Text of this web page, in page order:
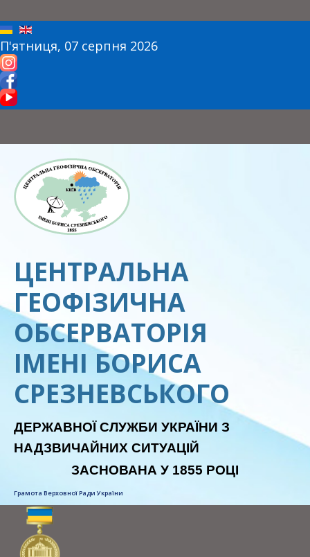
П'ятниця, 07 серпня 2026
ЦЕНТРАЛЬНА
ГЕОФІЗИЧНА
ОБСЕРВАТОРІЯ
ІМЕНІ БОРИСА
СРЕЗНЕВСЬКОГО
ДЕРЖАВНОЇ СЛУЖБИ УКРАЇНИ З
НАДЗВИЧАЙНИХ СИТУАЦІЙ
ЗАСНОВАНА У 1855 РОЦІ
Грамота Верховної Ради України